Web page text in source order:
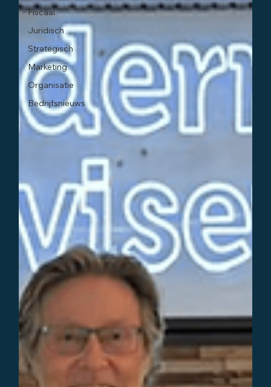
Fiscaal
Juridisch
Strategisch
Marketing
Organisatie
Bedrijfsnieuws